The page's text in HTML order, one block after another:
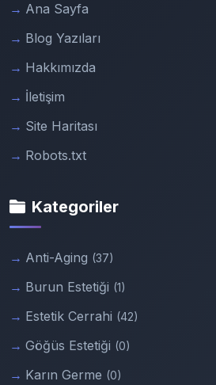
Ana Sayfa
Blog Yazıları
Hakkımızda
İletişim
Site Haritası
Robots.txt
Kategoriler
Anti-Aging (37)
Burun Estetiği (1)
Estetik Cerrahi (42)
Göğüs Estetiği (0)
Karın Germe (0)